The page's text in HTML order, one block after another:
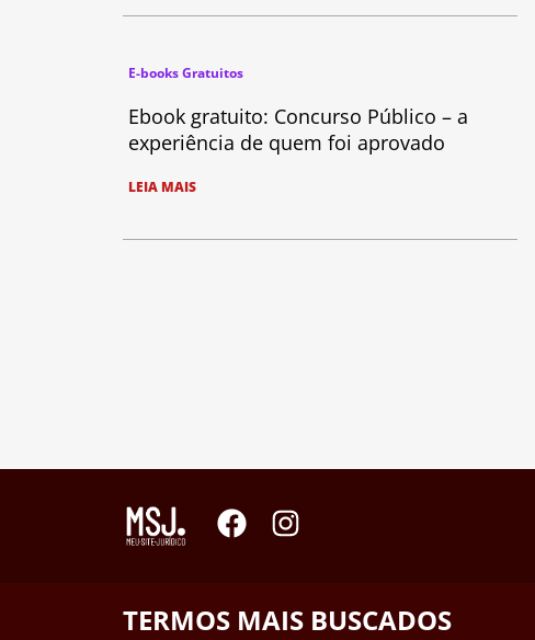
E-books Gratuitos
Ebook gratuito: Concurso Público – a
experiência de quem foi aprovado
LEIA MAIS
TERMOS MAIS BUSCADOS